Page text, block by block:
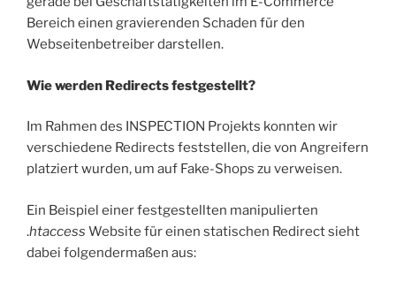
Bereich einen gravierenden Schaden für den
Webseitenbetreiber darstellen.
Wie werden Redirects festgestellt?
Im Rahmen des INSPECTION Projekts konnten wir
verschiedene Redirects feststellen, die von Angreifern
platziert wurden, um auf Fake-Shops zu verweisen.
Ein Beispiel einer festgestellten manipulierten
.htaccess Website für einen statischen Redirect sieht
dabei folgendermaßen aus: